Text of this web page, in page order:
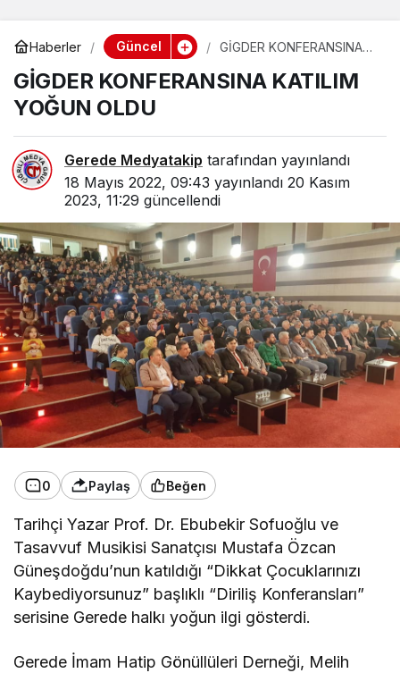
Haberler Güncel
GİGDER KONFERANSINA
GİGDER KONFERANSINA KATILIM
YOĞUN OLDU
Gerede Medyatakip tarafından yayınlandı
18 Mayıs 2022, 09:43 yayınlandı 20 Kasım
2023, 11:29 güncellendi
0 Paylaş Beğen
Tarihçi Yazar Prof. Dr. Ebubekir Sofuoğlu ve
Tasavvuf Musikisi Sanatçısı Mustafa Özcan
Güneşdoğdu’nun katıldığı “Dikkat Çocuklarınızı
Kaybediyorsunuz” başlıklı “Diriliş Konferansları”
serisine Gerede halkı yoğun ilgi gösterdi.
Gerede İmam Hatip Gönüllüleri Derneği, Melih